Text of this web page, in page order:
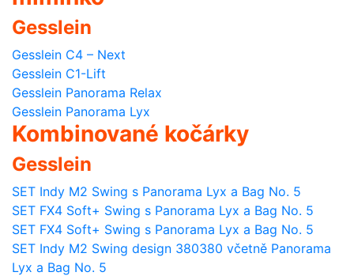
Gesslein
Gesslein C4 – Next
Gesslein C1-Lift
Gesslein Panorama Relax
Gesslein Panorama Lyx
Kombinované kočárky
Gesslein
SET Indy M2 Swing s Panorama Lyx a Bag No. 5
SET FX4 Soft+ Swing s Panorama Lyx a Bag No. 5
SET FX4 Soft+ Swing s Panorama Lyx a Bag No. 5
SET Indy M2 Swing design 380380 včetně Panorama
Lyx a Bag No. 5